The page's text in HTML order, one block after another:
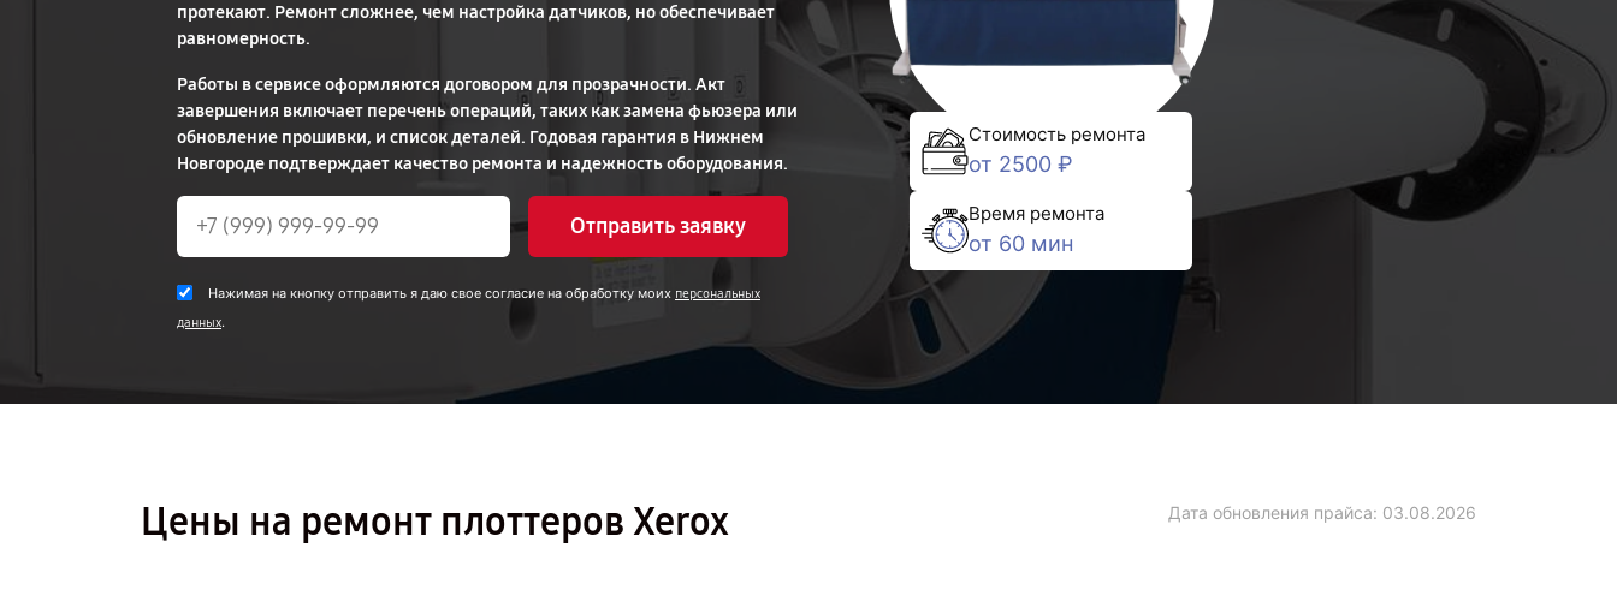
протекают. Ремонт сложнее, чем настройка датчиков, но обеспечивает
равномерность.
Работы в сервисе оформляются договором для прозрачности. Акт
завершения включает перечень операций, таких как замена фьюзера или
обновление прошивки, и список деталей. Годовая гарантия в Нижнем
Новгороде подтверждает качество ремонта и надежность оборудования.
Отправить заявку
Нажимая на кнопку отправить я даю свое согласие на обработку моих персональных
данных.
Стоимость ремонта
от 2500 ₽
Время ремонта
от 60 мин
Цены на ремонт плоттеров Xerox Дата обновления прайса: 03.08.2026